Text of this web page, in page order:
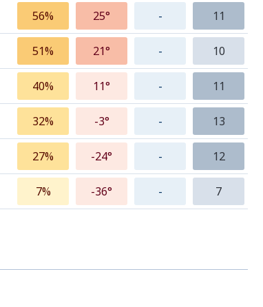
56% 25° - 11
51% 21° - 10
40% 11° - 11
32% -3° - 13
27% -24° - 12
7% -36° - 7